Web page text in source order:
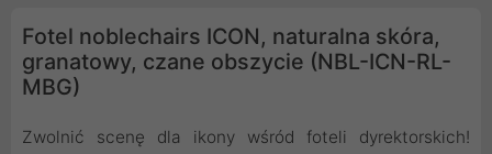
Fotel noblechairs ICON, naturalna skóra,
granatowy, czane obszycie (NBL-ICN-RL-
MBG)
Zwolnić scenę dla ikony wśród foteli dyrektorskich!